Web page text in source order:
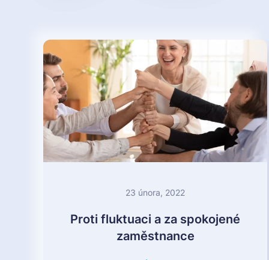
23 února, 2022
Proti fluktuaci a za spokojené
zaměstnance